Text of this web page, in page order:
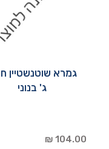
גמרא שוטנשטיין
ג' בנוני
104.00 ₪